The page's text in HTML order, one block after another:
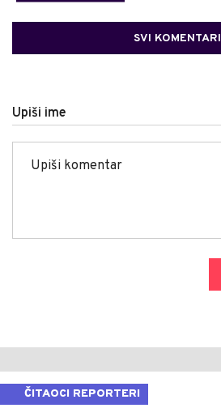
SVI KOMENTARI
Upiši ime
ČITAOCI REPORTERI